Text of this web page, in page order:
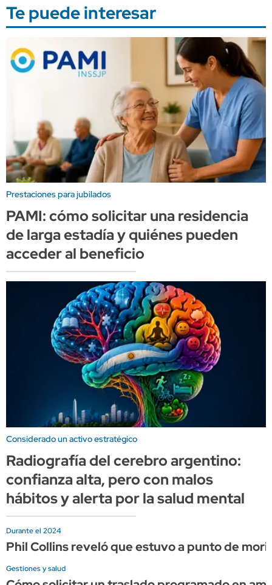
Te puede interesar
Prestaciones para jubilados
PAMI: cómo solicitar una residencia
de larga estadía y quiénes pueden
acceder al beneficio
Considerado un activo estratégico
Radiografía del cerebro argentino:
confianza alta, pero con malos
hábitos y alerta por la salud mental
Durante el 2024
Phil Collins reveló que estuvo a punto de
Gestiones y salud